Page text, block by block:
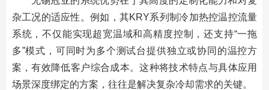
杂工况的适应性。例如，其KRY系列制冷加热控温控流量
系统，不仅能实现超宽温域和高精度控制，还支持“一拖
多”模式，可同时为多个测试台提供独立或协同的温控方
案，有效降低客户综合成本。这种将技术特点与具体应用
场景深度绑定的方案，往往是解决复杂冷却需求的关键。